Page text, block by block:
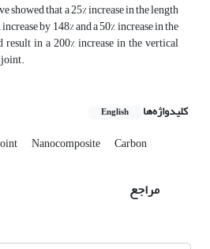
showed that a 25% increase in the length
by 148% and a 50% increase in the
in a 200% increase in the vertical
کلیدواژه‌ها English
Nanocomposite Carbon
مراجع